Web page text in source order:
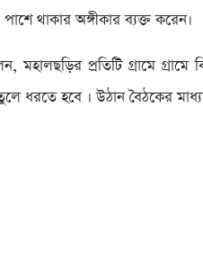
থাকার অঙ্গীকার ব্যক্ত করেন।
মহালছড়ির প্রতিটি গ্রামে
ধরতে হবে । উঠান বৈঠকের